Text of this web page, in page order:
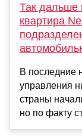
Так дальше
квартира
В последние
управления
страны
но по факту